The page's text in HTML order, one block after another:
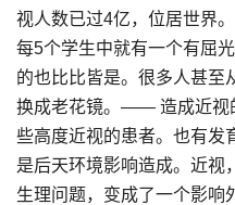
视人数已过4亿，位居世界
每5个学生中就有一个有屈
的也比比皆是。很多人甚至
换成老花镜。—— 造成近视
些高度近视的患者。也有发
是后天环境影响造成。近视
生理问题，变成了一个影响